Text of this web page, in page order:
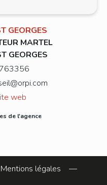
%, taxe foncière
des
elle est de7 %
GEORGES
MARTEL
GEORGES
web
de l'agence
Mentions légales —